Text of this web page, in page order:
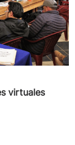
virtuales